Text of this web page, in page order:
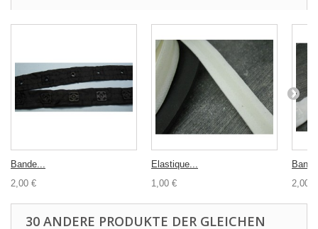
Bande...
2,00 €
Elastique...
1,00 €
2,00 €
30 ANDERE PRODUKTE DER GLEICHEN